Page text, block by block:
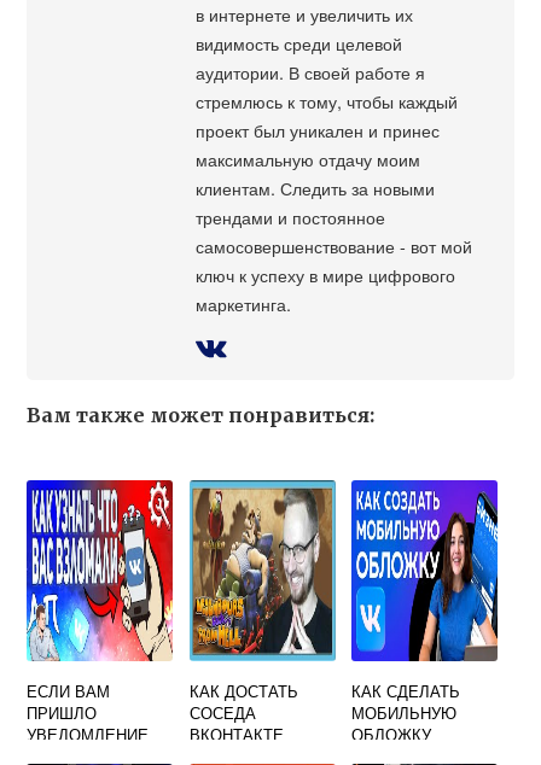
в интернете и увеличить их
видимость среди целевой
аудитории. В своей работе я
стремлюсь к тому, чтобы каждый
проект был уникален и принес
максимальную отдачу моим
клиентам. Следить за новыми
трендами и постоянное
самосовершенствование - вот мой
ключ к успеху в мире цифрового
маркетинга.
Вам также может понравиться:
ЕСЛИ ВАМ
ПРИШЛО
УВЕДОМЛЕНИЕ
КАК ДОСТАТЬ
СОСЕДА
ВКОНТАКТЕ
КАК СДЕЛАТЬ
МОБИЛЬНУЮ
ОБЛОЖКУ